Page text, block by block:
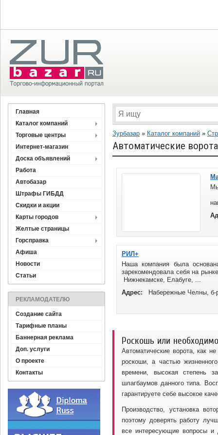
Главная
Каталог компаний
Торговые центры
Интернет-магазин
Доска объявлений
Работа
Автобазар
Штрафы ГИБДД
Скидки и акции
Карты городов
Желтые страницы
Горсправка
Афиша
Новости
Статьи
РЕКЛАМОДАТЕЛЮ
Создание сайта
Тарифные планы
Баннерная реклама
Доп. услуги
О проекте
Контакты
Зурбазар » Каталог компаний »
Автоматические
РИЛ+
Наша компания была
зарекомендовала себя на
Нижнекамске, Елабуге, ...
Адрес:
Набережные Челны, б-
Роскошь или
Автоматические ворота, как
роскоши, а частью
времени, высокая степень
шлагбаумов данного типа.
гарантируете себе высокое
Производство, установка
поэтому доверять работу
все интересующие вопросы